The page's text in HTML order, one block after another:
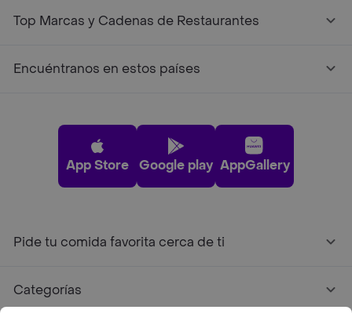
Top Marcas y Cadenas de Restaurantes
Encuéntranos en estos países
App Store Google play AppGallery
Pide tu comida favorita cerca de ti
Categorías